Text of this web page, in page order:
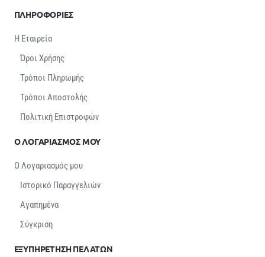
ΠΛΗΡΟΦΟΡΙΕΣ
Η Εταιρεία
Όροι Χρήσης
Τρόποι Πληρωμής
Τρόποι Αποστολής
Πολιτική Επιστροφών
Ο ΛΟΓΑΡΙΑΣΜΟΣ ΜΟΥ
Ο Λογαριασμός μου
Ιστορικό Παραγγελιών
Αγαπημένα
Σύγκριση
ΕΞΥΠΗΡΕΤΗΣΗ ΠΕΛΑΤΩΝ